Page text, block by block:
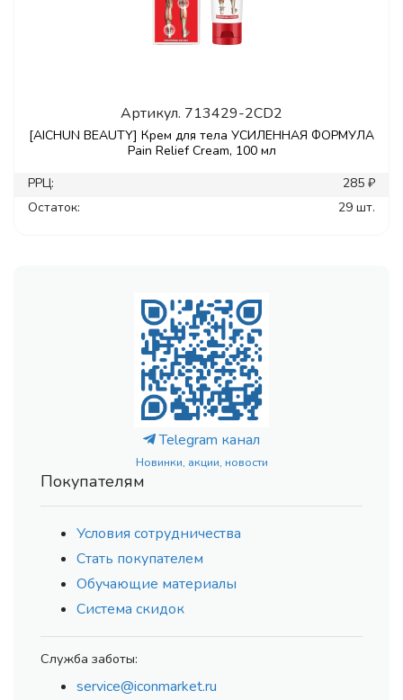
Артикул. 713429-2CD2
[AICHUN BEAUTY] Крем для тела УСИЛЕННАЯ ФОРМУЛА
Pain Relief Cream, 100 мл
РРЦ:
285 ₽
Остаток:
29 шт.
Telegram канал
Новинки, акции, новости
Покупателям
Условия сотрудничества
Стать покупателем
Обучающие материалы
Система скидок
Служба заботы:
service@iconmarket.ru